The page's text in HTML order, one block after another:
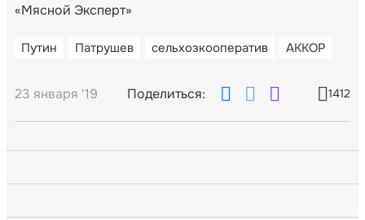
«Мясной Эксперт»
Путин Патрушев сельхозкооператив АККОР
23 января '19 Поделиться: 1412